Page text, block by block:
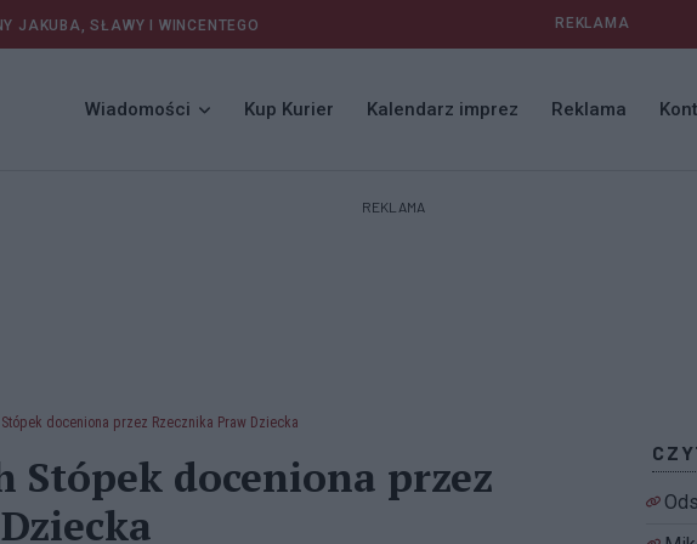
JAKUBA, SŁAWY I WINCENTEGO REKLAMA
Wiadomości Kup Kurier Kalendarz imprez Reklama
REKLAMA
Stópek doceniona przez Rzecznika Praw Dziecka
Stópek doceniona przez